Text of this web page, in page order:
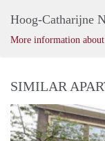
Hoog-Catharijne
More information
SIMILAR